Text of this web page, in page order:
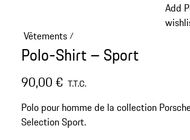
Add
Vêtements/
Polo-Shirt – Sport
90,00 € T.T.C.
Polo pour homme de la collection
Selection Sport.